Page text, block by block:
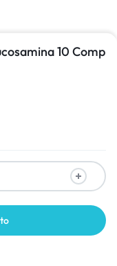
10 Comp